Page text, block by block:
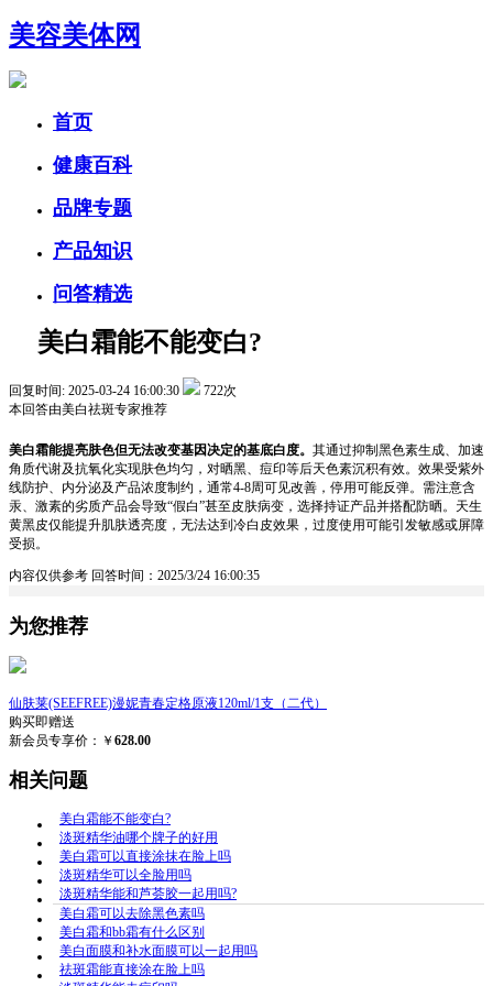
美容美体网
首页
健康百科
品牌专题
产品知识
问答精选
美白霜能不能变白?
回复时间: 2025-03-24 16:00:30
722次
本回答由美白祛斑专家推荐
美白霜能提亮肤色但无法改变基因决定的基底白度。 其通过抑制黑色素生成、加速
角质代谢及抗氧化实现肤色均匀，对晒黑、痘印等后天色素沉积有效。效果受紫外
线防护、内分泌及产品浓度制约，通常4-8周可见改善，停用可能反弹。需注意含
汞、激素的劣质产品会导致“假白”甚至皮肤病变，选择持证产品并搭配防晒。天生
黄黑皮仅能提升肌肤透亮度，无法达到冷白皮效果，过度使用可能引发敏感或屏障
受损。
内容仅供参考 回答时间：2025/3/24 16:00:35
为您推荐
仙肤莱(SEEFREE)漫妮青春定格原液120ml/1支（二代）
购买即赠送
新会员专享价：￥ 628.00
相关问题
美白霜能不能变白?
淡斑精华油哪个牌子的好用
美白霜可以直接涂抹在脸上吗
淡斑精华可以全脸用吗
淡斑精华能和芦荟胶一起用吗?
美白霜可以去除黑色素吗
美白霜和bb霜有什么区别
美白面膜和补水面膜可以一起用吗
祛斑霜能直接涂在脸上吗